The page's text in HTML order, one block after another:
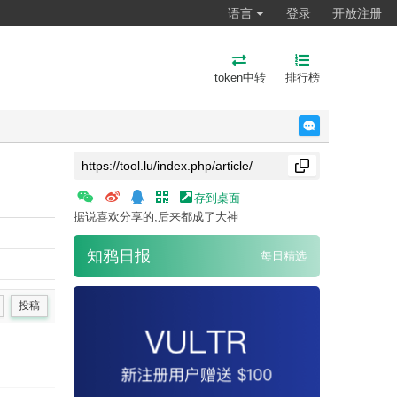
语言 登录 开放注册
token中转 排行榜
投稿
存到桌面
据说喜欢分享的,后来都成了大神
知鸦日报 每日精选